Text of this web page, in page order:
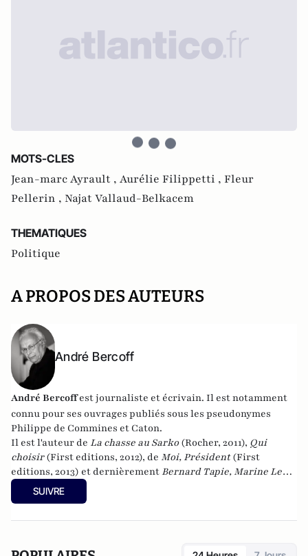
MOTS-CLES
Jean-marc Ayrault , Aurélie Filippetti , Fleur
Pellerin , Najat Vallaud-Belkacem
THEMATIQUES
Politique
A PROPOS DES AUTEURS
André Bercoff
André Bercoffest journaliste et écrivain. Il est notamment
connu pour ses ouvrages publiés sous les pseudonymes
Philippe de Commines et Caton.
Il est l'auteur de La chasse au Sarko(Rocher, 2011), Qui
choisir(First editions, 2012), de Moi, Président(First
editions, 2013) et dernièrement Bernard Tapie, Marine Le
Pen, la France et moi : Chronique d'une implosion
editions, 2014).
SUIVRE